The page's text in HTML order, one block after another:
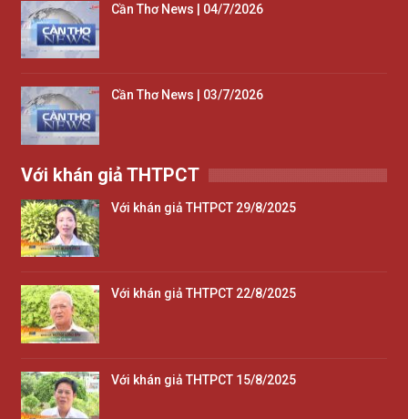
Cần Thơ News | 04/7/2026
Cần Thơ News | 03/7/2026
Với khán giả THTPCT
Với khán giả THTPCT 29/8/2025
Với khán giả THTPCT 22/8/2025
Với khán giả THTPCT 15/8/2025